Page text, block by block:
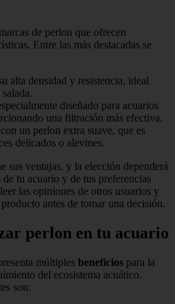
de perlon que ofrecen
Entre las más destacadas se
alta densidad y resistencia, ideal
diseñado para acuarios
una filtración más efectiva.
un perlon extra suave, que es
delicados o alevines.
sus ventajas, y la elección dependerá
de tu acuario y de tus preferencias
las opiniones de otros usuarios y
antes de tomar una decisión.
perlon en tu acuario
múltiples beneficios para la
del ecosistema acuático.
son: